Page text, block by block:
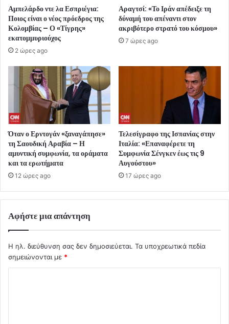
Αμπελάρδο ντε λα Εσπριέγια:
Ποιος είναι ο νέος πρόεδρος της
Κολομβίας – Ο «Τίγρης»
εκατομμυριούχος
2 ώρες ago
Αραγτσί: «Το Ιράν απέδειξε τη
δύναμή του απέναντι στον
ακριβότερο στρατό του κόσμου»
7 ώρες ago
Όταν ο Ερντογάν «ξαναγάπησε»
τη Σαουδική Αραβία – Η
αμυντική συμφωνία, τα οράματα
και τα ερωτήματα
12 ώρες ago
Τελεσίγραφο της Ισπανίας στην
Ιταλία: «Επαναφέρετε τη
Συμφωνία Σένγκεν έως τις 9
Αυγούστου»
17 ώρες ago
Αφήστε μια απάντηση
Η ηλ. διεύθυνση σας δεν δημοσιεύεται. Τα υποχρεωτικά πεδία
σημειώνονται με *